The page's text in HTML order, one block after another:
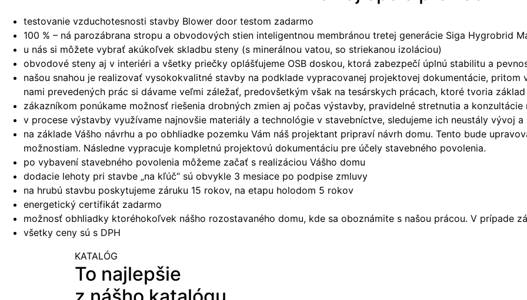
testovanie vzduchotesnosti stavby Blower door testom zadarmo
100 % – ná parozábrana stropu a obvodových stien inteligentnou membránou tretej generácie Siga Hygrobrid
u nás si môžete vybrať akúkoľvek skladbu steny (s minerálnou vatou, so striekanou izoláciou)
obvodové steny aj v interiéri a všetky priečky oplášťujeme OSB doskou, ktorá zabezpečí úplnú stabilitu a
našou snahou je realizovať vysokokvalitné stavby na podklade vypracovanej projektovej dokumentácie,
nami prevedených prác si dávame veľmi záležať, predovšetkým však na tesárskych prácach, ktoré tvoria
zákazníkom ponúkame možnosť riešenia drobných zmien aj počas výstavby, pravidelné stretnutia a
v procese výstavby využívame najnovšie materiály a technológie v stavebníctve, sledujeme ich neustály vývoj a
na základe Vášho návrhu a po obhliadke pozemku Vám náš projektant pripraví návrh domu. Tento bude
možnostiam. Následne vypracuje kompletnú projektovú dokumentáciu pre účely stavebného povolenia.
po vybavení stavebného povolenia môžeme začať s realizáciou Vášho domu
dodacie lehoty pri stavbe „na kľúč“ sú obvykle 3 mesiace po podpise zmluvy
na hrubú stavbu poskytujeme záruku 15 rokov, na etapu holodom 5 rokov
energetický certifikát zadarmo
možnosť obhliadky ktoréhokoľvek nášho rozostavaného domu, kde sa oboznámite s našou prácou. V prípade
všetky ceny sú s DPH
KATALÓG
To najlepšie